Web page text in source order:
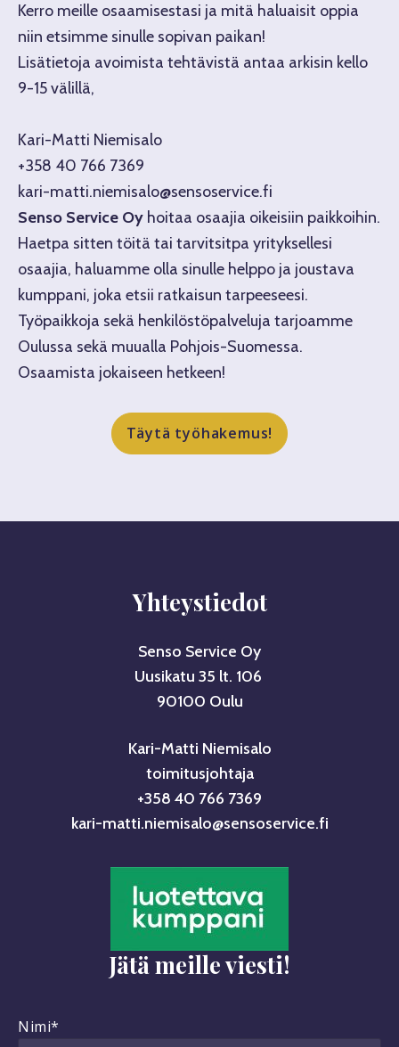
Kerro meille osaamisestasi ja mitä haluaisit oppia
niin etsimme sinulle sopivan paikan!
Lisätietoja avoimista tehtävistä antaa arkisin kello
9-15 välillä,
Kari-Matti Niemisalo
+358 40 766 7369
kari-matti.niemisalo@sensoservice.fi
Senso Service Oy hoitaa osaajia oikeisiin paikkoihin.
Haetpa sitten töitä tai tarvitsitpa yrityksellesi
osaajia, haluamme olla sinulle helppo ja joustava
kumppani, joka etsii ratkaisun tarpeeseesi.
Työpaikkoja sekä henkilöstöpalveluja tarjoamme
Oulussa sekä muualla Pohjois-Suomessa.
Osaamista jokaiseen hetkeen!
Täytä työhakemus!
Yhteystiedot
Senso Service Oy
Uusikatu 35 lt. 106
90100 Oulu
Kari-Matti Niemisalo
toimitusjohtaja
+358 40 766 7369
kari-matti.niemisalo@sensoservice.fi
Jätä meille viesti!
Nimi*